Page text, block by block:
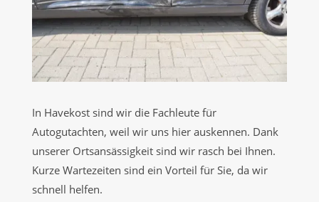
In Havekost sind wir die Fachleute für
Autogutachten, weil wir uns hier auskennen. Dank
unserer Ortsansässigkeit sind wir rasch bei Ihnen.
Kurze Wartezeiten sind ein Vorteil für Sie, da wir
schnell helfen.